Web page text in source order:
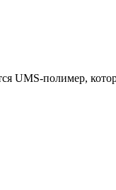
UMS-полимер,